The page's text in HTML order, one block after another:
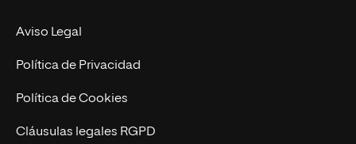
MBA
Marketing y Comunicación
Ingeniería
Diseño
Contacto
Aviso Legal
Política de Privacidad
Política de Cookies
Cláusulas legales RGPD